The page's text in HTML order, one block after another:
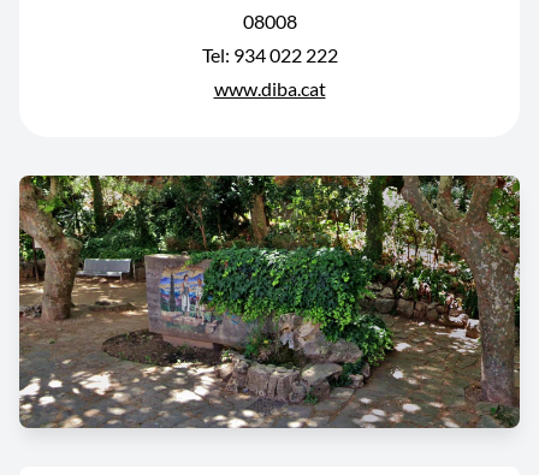
08008
Tel: 934 022 222
www.diba.cat